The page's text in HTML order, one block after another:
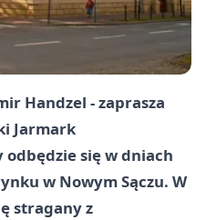
Handzel - zaprasza
Jarmark
się w dniach
w Nowym Sączu. W
stragany z